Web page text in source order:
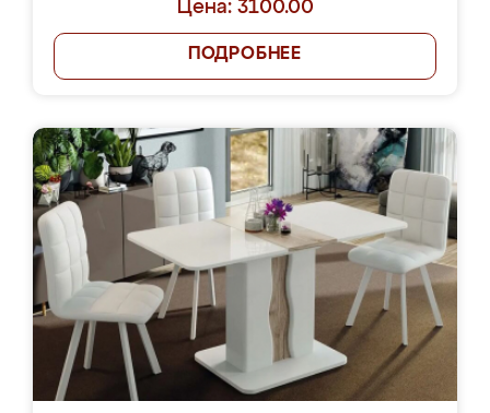
Цена: 3100.00
ПОДРОБНЕЕ